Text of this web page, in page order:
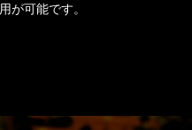
が可能です。